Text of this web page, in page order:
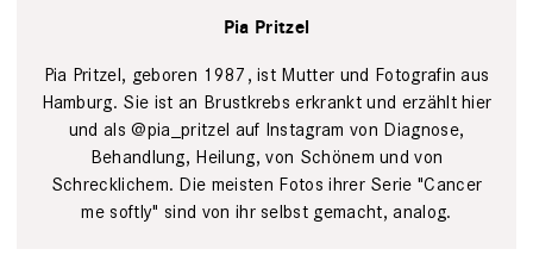
Pia Pritzel
Pia Pritzel, geboren 1987, ist Mutter und Fotografin aus
Hamburg. Sie ist an Brustkrebs erkrankt und erzählt hier
und als @pia_pritzel auf Instagram von Diagnose,
Behandlung, Heilung, von Schönem und von
Schrecklichem. Die meisten Fotos ihrer Serie "Cancer
me softly" sind von ihr selbst gemacht, analog.